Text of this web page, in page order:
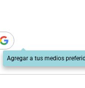
Agregar a tus medios